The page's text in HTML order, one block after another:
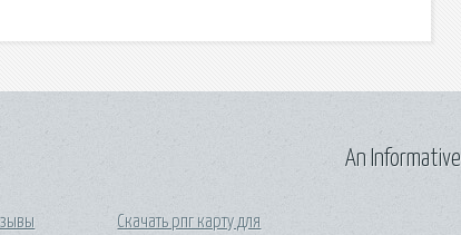
Скачать рпг карту для
An